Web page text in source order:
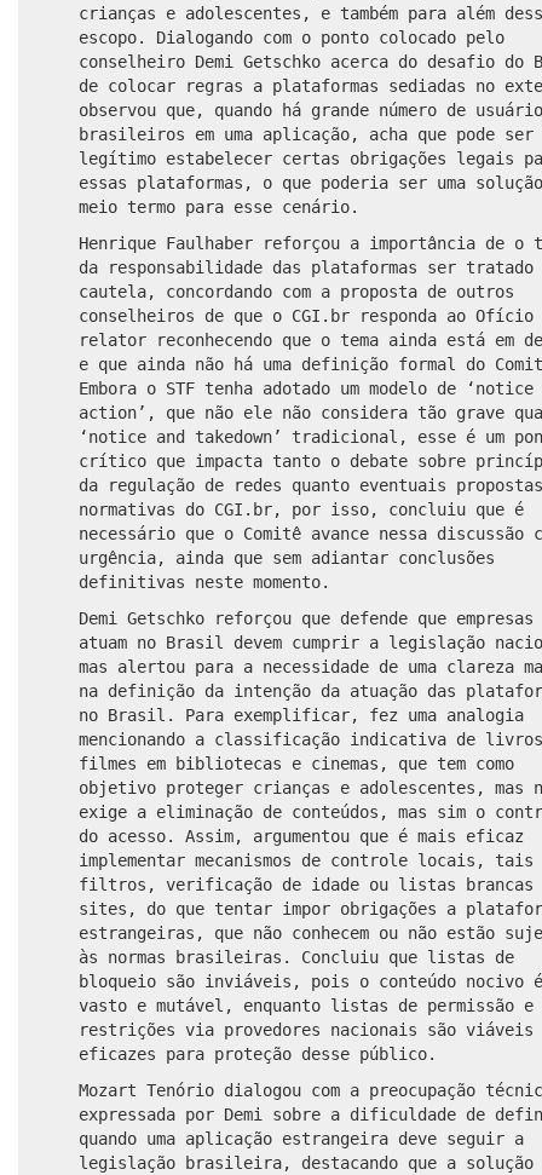
crianças e adolescentes, e também para além
escopo. Dialogando com o ponto colocado pelo
conselheiro Demi Getschko acerca do desafio do
de colocar regras a plataformas sediadas no
observou que, quando há grande número de
brasileiros em uma aplicação, acha que pode ser
legítimo estabelecer certas obrigações legais
essas plataformas, o que poderia ser uma
meio termo para esse cenário.
Henrique Faulhaber reforçou a importância de o
da responsabilidade das plataformas ser tratado
cautela, concordando com a proposta de outros
conselheiros de que o CGI.br responda ao Ofício
relator reconhecendo que o tema ainda está em
e que ainda não há uma definição formal do
Embora o STF tenha adotado um modelo de ‘notice
action’, que não ele não considera tão grave
‘notice and takedown’ tradicional, esse é um
crítico que impacta tanto o debate sobre
da regulação de redes quanto eventuais propostas
normativas do CGI.br, por isso, concluiu que é
necessário que o Comitê avance nessa discussão
urgência, ainda que sem adiantar conclusões
definitivas neste momento.
Demi Getschko reforçou que defende que empresas
atuam no Brasil devem cumprir a legislação
mas alertou para a necessidade de uma clareza
na definição da intenção da atuação das
no Brasil. Para exemplificar, fez uma analogia
mencionando a classificação indicativa de
filmes em bibliotecas e cinemas, que tem como
objetivo proteger crianças e adolescentes, mas
exige a eliminação de conteúdos, mas sim o
do acesso. Assim, argumentou que é mais eficaz
implementar mecanismos de controle locais, tais
filtros, verificação de idade ou listas brancas
sites, do que tentar impor obrigações a
estrangeiras, que não conhecem ou não estão
às normas brasileiras. Concluiu que listas de
bloqueio são inviáveis, pois o conteúdo nocivo é
vasto e mutável, enquanto listas de permissão e
restrições via provedores nacionais são viáveis
eficazes para proteção desse público.
Mozart Tenório dialogou com a preocupação
expressada por Demi sobre a dificuldade de
quando uma aplicação estrangeira deve seguir a
legislação brasileira, destacando que a solução